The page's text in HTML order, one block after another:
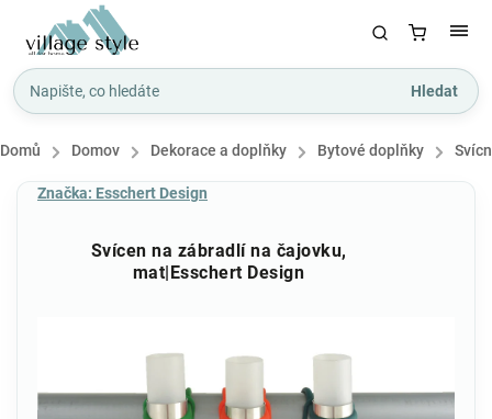
Hledat
Domů / Domov / Dekorace a doplňky / Bytové doplňky /
Svícen na zábradlí na čajovku,
mat|Esschert Design
Značka: Esschert Design